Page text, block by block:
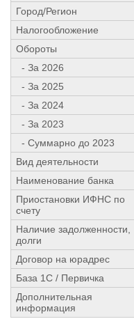
Город/Регион
Налогообложение
Обороты
- За 2026
- За 2025
- За 2024
- За 2023
- Суммарно до 2023
Вид деятельности
Наименование банка
Приостановки ИФНС по
счету
Наличие задолженности,
долги
Договор на юрадрес
База 1С / Первичка
Дополнительная
информация